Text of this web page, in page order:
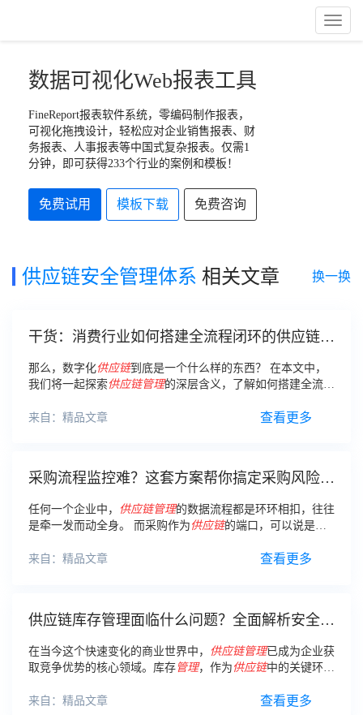
Toggle
数据可视化Web报表工具
FineReport报表软件系统，零编码制作报表，
可视化拖拽设计，轻松应对企业销售报表、财
务报表、人事报表等中国式复杂报表。仅需1
分钟，即可获得233个行业的案例和模板！
免费试用 模板下载 免费咨询
供应链安全管理体系 相关文章 换一换
干货：消费行业如何搭建全流程闭环的供应链管
理平台？
那么，数字化供应链到底是一个什么样的东西？ 在本文中，
我们将一起探索 供应链管理的深层含义，了解如何搭建全流程
闭环分析的关键场景。
来自：精品文章 查看更多
采购流程监控难？这套方案帮你搞定采购风险管
理
任何一个企业中， 供应链管理的数据流程都是环环相扣，往往
是牵一发而动全身。 而采购作为 供应链的端口，可以说是重
来自：精品文章
查看更多
供应链库存管理面临什么问题？全面解析安全库
在当今这个快速变化的商业世界中， 供应链管理已成为企业获
取竞争优势的核心领域。库存 管理，作为 供应链中的关键环
速度。
来自：精品文章 查看更多